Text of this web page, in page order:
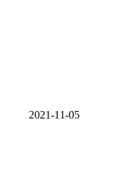
2021-11-05